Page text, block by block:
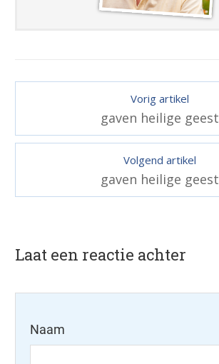
Vorig artikel
gaven heilige geest
Volgend artikel
gaven heilige geest
Laat een reactie achter
Naam